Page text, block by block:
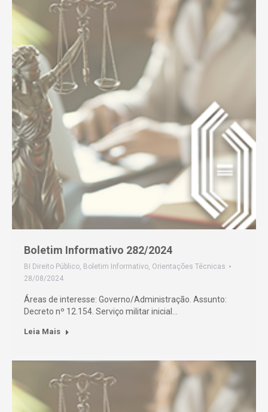
Boletim Informativo 282/2024
BI Direito Público, Boletim Informativo, Orientações Técnicas
28/08/2024
Áreas de interesse: Governo/Administração. Assunto:
Decreto nº 12.154. Serviço militar inicial…
Leia Mais